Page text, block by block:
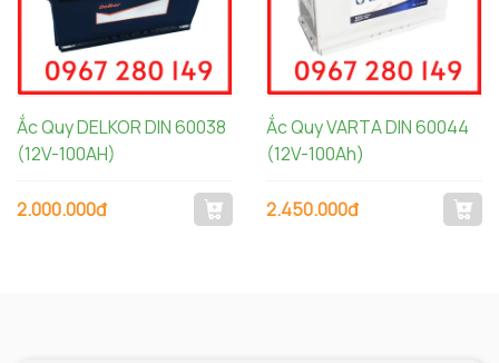
Ắc Quy DELKOR DIN 60038
(12V-100AH)
2.000.000đ
Ắc Quy VARTA DIN 60044
(12V-100Ah)
2.450.000đ